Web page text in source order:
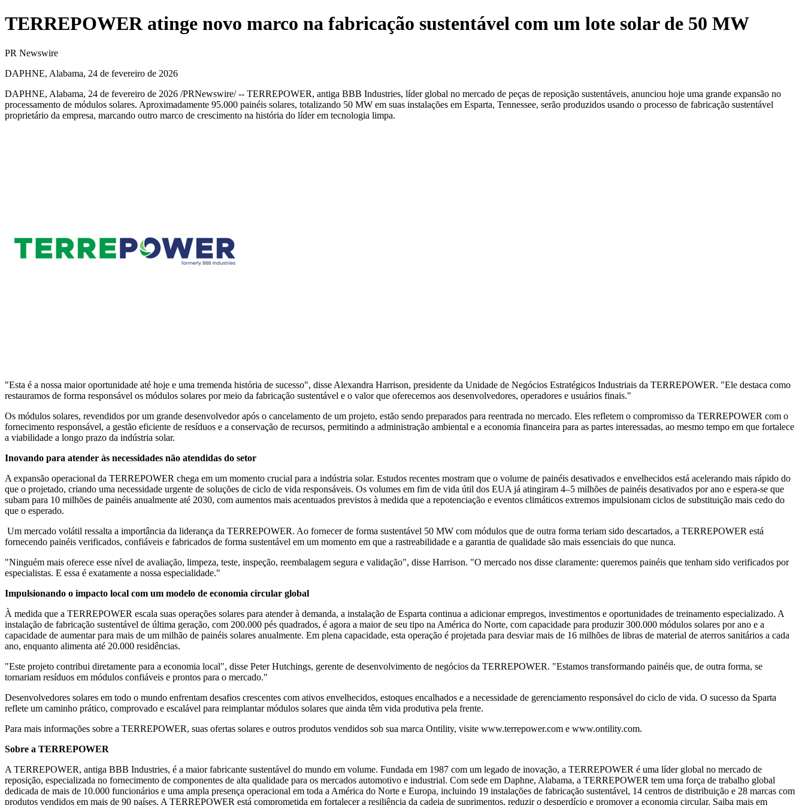
TERREPOWER atinge novo marco na fabricação sustentável com um lote solar de 50 MW
PR Newswire
DAPHNE, Alabama, 24 de fevereiro de 2026
DAPHNE, Alabama, 24 de fevereiro de 2026 /PRNewswire/ -- TERREPOWER, antiga BBB Industries, líder global no mercado de peças de reposição sustentáveis, anunciou hoje uma grande expansão no
processamento de módulos solares. Aproximadamente 95.000 painéis solares, totalizando 50 MW em suas instalações em Esparta, Tennessee, serão produzidos usando o processo de fabricação sustentável
proprietário da empresa, marcando outro marco de crescimento na história do líder em tecnologia limpa.
"Esta é a nossa maior oportunidade até hoje e uma tremenda história de sucesso", disse Alexandra Harrison, presidente da Unidade de Negócios Estratégicos Industriais da TERREPOWER. "Ele destaca como
restauramos de forma responsável os módulos solares por meio da fabricação sustentável e o valor que oferecemos aos desenvolvedores, operadores e usuários finais."
Os módulos solares, revendidos por um grande desenvolvedor após o cancelamento de um projeto, estão sendo preparados para reentrada no mercado. Eles refletem o compromisso da TERREPOWER com o
fornecimento responsável, a gestão eficiente de resíduos e a conservação de recursos, permitindo a administração ambiental e a economia financeira para as partes interessadas, ao mesmo tempo em que fortalece
a viabilidade a longo prazo da indústria solar.
Inovando para atender às necessidades não atendidas do setor
A expansão operacional da TERREPOWER chega em um momento crucial para a indústria solar. Estudos recentes mostram que o volume de painéis desativados e envelhecidos está acelerando mais rápido do
que o projetado, criando uma necessidade urgente de soluções de ciclo de vida responsáveis. Os volumes em fim de vida útil dos EUA já atingiram 4–5 milhões de painéis desativados por ano e espera-se que
subam para 10 milhões de painéis anualmente até 2030, com aumentos mais acentuados previstos à medida que a repotenciação e eventos climáticos extremos impulsionam ciclos de substituição mais cedo do
que o esperado.
Um mercado volátil ressalta a importância da liderança da TERREPOWER. Ao fornecer de forma sustentável 50 MW com módulos que de outra forma teriam sido descartados, a TERREPOWER está
fornecendo painéis verificados, confiáveis e fabricados de forma sustentável em um momento em que a rastreabilidade e a garantia de qualidade são mais essenciais do que nunca.
"Ninguém mais oferece esse nível de avaliação, limpeza, teste, inspeção, reembalagem segura e validação", disse Harrison. "O mercado nos disse claramente: queremos painéis que tenham sido verificados por
especialistas. E essa é exatamente a nossa especialidade."
Impulsionando o impacto local com um modelo de economia circular global
À medida que a TERREPOWER escala suas operações solares para atender à demanda, a instalação de Esparta continua a adicionar empregos, investimentos e oportunidades de treinamento especializado. A
instalação de fabricação sustentável de última geração, com 200.000 pés quadrados, é agora a maior de seu tipo na América do Norte, com capacidade para produzir 300.000 módulos solares por ano e a
capacidade de aumentar para mais de um milhão de painéis solares anualmente. Em plena capacidade, esta operação é projetada para desviar mais de 16 milhões de libras de material de aterros sanitários a cada
ano, enquanto alimenta até 20.000 residências.
"Este projeto contribui diretamente para a economia local", disse Peter Hutchings, gerente de desenvolvimento de negócios da TERREPOWER. "Estamos transformando painéis que, de outra forma, se
tornariam resíduos em módulos confiáveis e prontos para o mercado."
Desenvolvedores solares em todo o mundo enfrentam desafios crescentes com ativos envelhecidos, estoques encalhados e a necessidade de gerenciamento responsável do ciclo de vida. O sucesso da Sparta
reflete um caminho prático, comprovado e escalável para reimplantar módulos solares que ainda têm vida produtiva pela frente.
Para mais informações sobre a TERREPOWER, suas ofertas solares e outros produtos vendidos sob sua marca Ontility, visite www.terrepower.com e www.ontility.com.
Sobre a TERREPOWER
A TERREPOWER, antiga BBB Industries, é a maior fabricante sustentável do mundo em volume. Fundada em 1987 com um legado de inovação, a TERREPOWER é uma líder global no mercado de
reposição, especializada no fornecimento de componentes de alta qualidade para os mercados automotivo e industrial. Com sede em Daphne, Alabama, a TERREPOWER tem uma força de trabalho global
dedicada de mais de 10.000 funcionários e uma ampla presença operacional em toda a América do Norte e Europa, incluindo 19 instalações de fabricação sustentável, 14 centros de distribuição e 28 marcas com
produtos vendidos em mais de 90 países. A TERREPOWER está comprometida em fortalecer a resiliência da cadeia de suprimentos, reduzir o desperdício e promover a economia circular. Saiba mais em